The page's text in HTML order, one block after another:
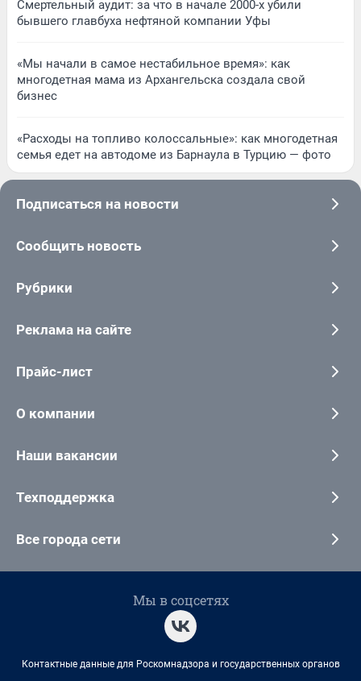
Смертельный аудит: за что в начале 2000-х убили
бывшего главбуха нефтяной компании Уфы
«Мы начали в самое нестабильное время»: как
многодетная мама из Архангельска создала свой
бизнес
«Расходы на топливо колоссальные»: как многодетная
семья едет на автодоме из Барнаула в Турцию — фото
Подписаться на новости
Сообщить новость
Рубрики
Реклама на сайте
Прайс-лист
О компании
Наши вакансии
Техподдержка
Все города сети
Мы в соцсетях
Контактные данные для Роскомнадзора и государственных органов